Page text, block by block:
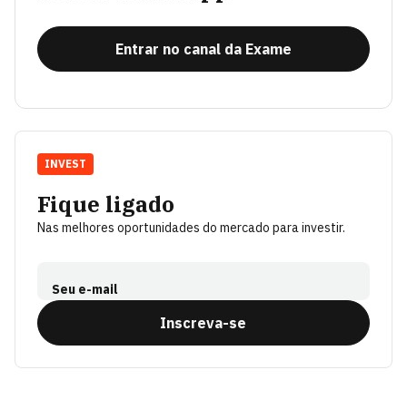
Entrar no canal da Exame
Fique ligado
Nas melhores oportunidades do mercado para investir.
Seu e-mail
Inscreva-se
INVEST